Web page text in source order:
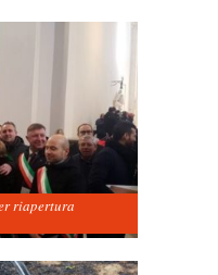
riapertura